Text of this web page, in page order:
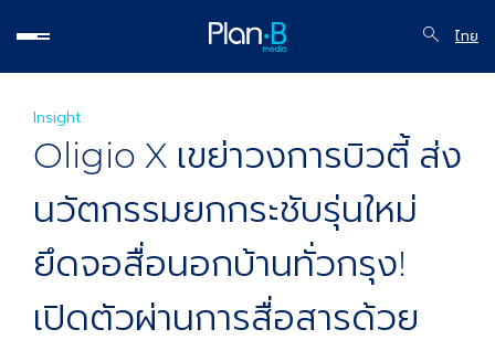
ไทย
Insight
Oligio X เขย่าวงการบิวตี้ ส่ง
นวัตกรรมยกกระชับรุ่นใหม่
ยึดจอสื่อนอกบ้านทั่วกรุง!
เปิดตัวผ่านการสื่อสารด้วย